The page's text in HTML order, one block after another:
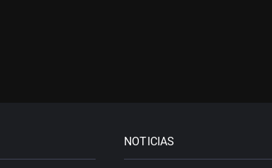
NOTICIAS